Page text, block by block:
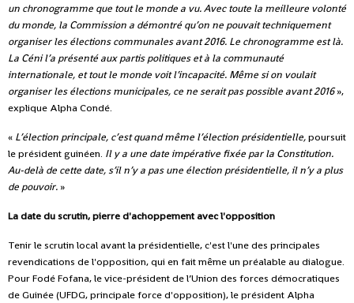
un chronogramme que tout le monde a vu. Avec toute la meilleure volonté
du monde, la Commission a démontré qu’on ne pouvait techniquement
organiser les élections communales avant 2016. Le chronogramme est là.
La Céni l’a présenté aux partis politiques et à la communauté
internationale, et tout le monde voit l’incapacité. Même si on voulait
organiser les élections municipales, ce ne serait pas possible avant 2016»,
explique Alpha Condé.
« L’élection principale, c’est quand même l’élection présidentielle,poursuit
le président guinéen. Il y a une date impérative fixée par la Constitution.
Au-delà de cette date, s’il n’y a pas une élection présidentielle, il n’y a plus
de pouvoir. »
La date du scrutin, pierre d'achoppement avec l'opposition
Tenir le scrutin local avant la présidentielle, c'est l'une des principales
revendications de l'opposition, qui en fait même un préalable au dialogue.
Pour Fodé Fofana, le vice-président de l’Union des forces démocratiques
de Guinée (UFDG, principale force d'opposition), le président Alpha